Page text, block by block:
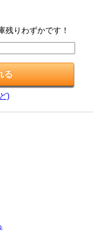
りわずかです！
)